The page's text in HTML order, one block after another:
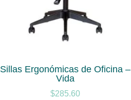
Sillas Ergonómicas de Oficina –
Vida
$285.60